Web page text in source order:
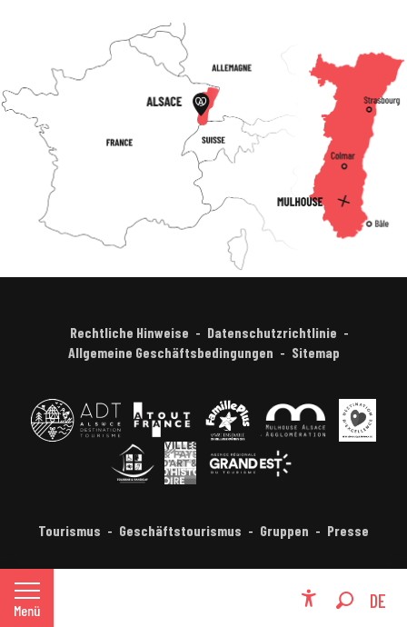
Menü DE
FR
Rechtliche Hinweise
Datenschutzrichtlinie
Allgemeine Geschäftsbedingungen
Sitemap
Tourismus Geschäftstourismus Gruppen Presse